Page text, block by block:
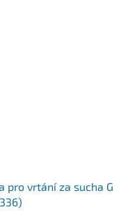
pro vrtání za sucha G